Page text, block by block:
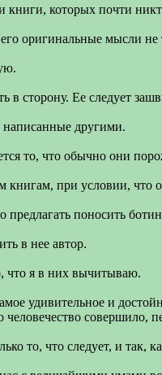
книги, которых почти
оригинальные мысли
в сторону. Ее следует
другими.
то, что обычно они
книгам, при условии, что
поносить
в нее автор.
что я в них вычитываю.
удивительное и
человечество
то, что следует, и так,